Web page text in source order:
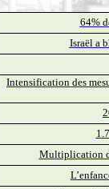
64%
Israël a
Intensification des
Multiplication